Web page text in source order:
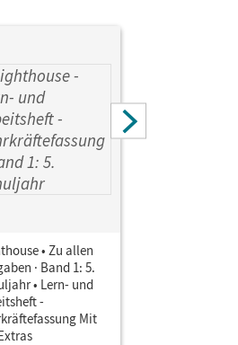
• Zu allen
· Band 1: 5.
• Lern- und
-
Mit